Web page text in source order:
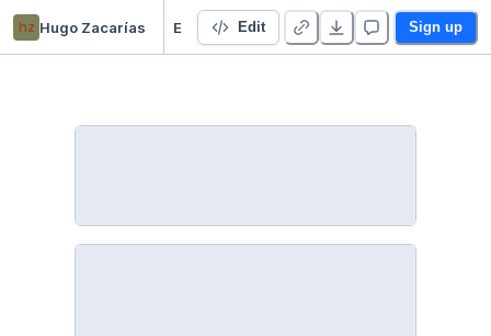
hz Hugo Zacarías Edit Sign up